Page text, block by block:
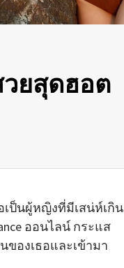
ยสุดฮอต
เป็นผู้หญิงที่มีเสน่ห์เกิน
ออนไลน์ กระแส
องเธอและเข้ามา